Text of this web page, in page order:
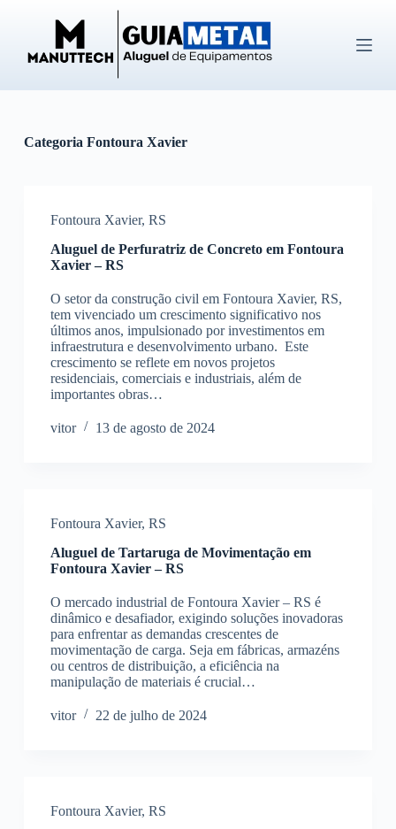
Categoria Fontoura Xavier
Fontoura Xavier, RS
Aluguel de Perfuratriz de Concreto em Fontoura
Xavier – RS
O setor da construção civil em Fontoura Xavier, RS,
tem vivenciado um crescimento significativo nos
últimos anos, impulsionado por investimentos em
infraestrutura e desenvolvimento urbano. Este
crescimento se reflete em novos projetos
residenciais, comerciais e industriais, além de
importantes obras…
vitor 13 de agosto de 2024
Fontoura Xavier, RS
Aluguel de Tartaruga de Movimentação em
Fontoura Xavier – RS
O mercado industrial de Fontoura Xavier – RS é
dinâmico e desafiador, exigindo soluções inovadoras
para enfrentar as demandas crescentes de
movimentação de carga. Seja em fábricas, armazéns
ou centros de distribuição, a eficiência na
manipulação de materiais é crucial…
vitor 22 de julho de 2024
Fontoura Xavier, RS